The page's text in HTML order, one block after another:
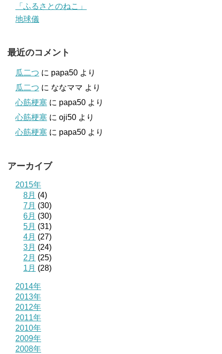
「ふるさとのねこ」
地球儀
最近のコメント
瓜二つ に papa50 より
瓜二つ に ななママ より
心筋梗塞 に papa50 より
心筋梗塞 に oji50 より
心筋梗塞 に papa50 より
アーカイブ
2015年
8月 (4)
7月 (30)
6月 (30)
5月 (31)
4月 (27)
3月 (24)
2月 (25)
1月 (28)
2014年
2013年
2012年
2011年
2010年
2009年
2008年